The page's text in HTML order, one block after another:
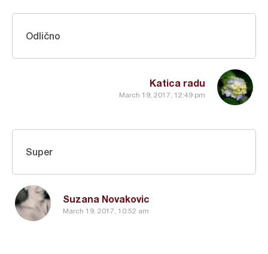
Katica radu
March 19, 2017, 12:49 pm
Odlično
Suzana Novakovic
March 19, 2017, 10:52 am
Super